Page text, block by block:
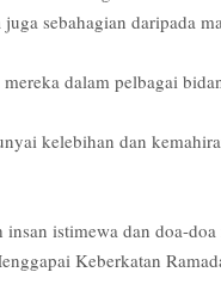
sebahagian daripada
dalam pelbagai
kelebihan dan
istimewa dan doa-
Keberkatan